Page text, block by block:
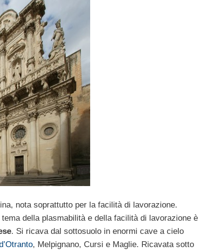
nota soprattutto per la facilità di lavorazione.
della plasmabilità e della facilità di lavorazione è
. Si ricava dal sottosuolo in enormi cave a cielo
, Melpignano, Cursi e Maglie. Ricavata sotto